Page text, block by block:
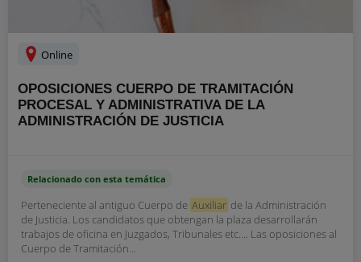
Online
OPOSICIONES CUERPO DE TRAMITACIÓN
PROCESAL Y ADMINISTRATIVA DE LA
ADMINISTRACIÓN DE JUSTICIA
Relacionado con esta temática
Perteneciente al antiguo Cuerpo de Auxiliar de la Administración
de Justicia. Los candidatos que obtengan la plaza desarrollarán
trabajos de oficina en Juzgados, Tribunales etc.... Las oposiciones al
Cuerpo de Tramitación...